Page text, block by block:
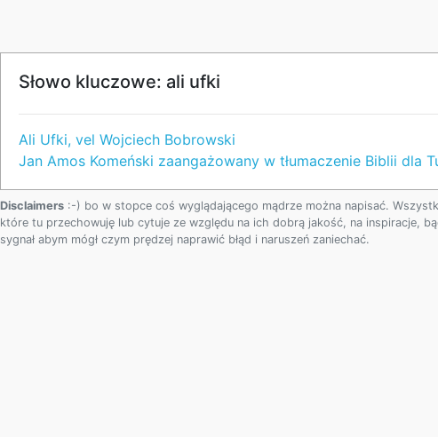
Słowo kluczowe: ali ufki
Ali Ufki, vel Wojciech Bobrowski
Jan Amos Komeński zaangażowany w tłumaczenie Biblii dla
Disclaimers :-) bo w stopce coś wyglądającego mądrze można napisać.
które tu przechowuję lub cytuje ze względu na ich dobrą jakość, na inspiracje,
sygnał abym mógł czym prędzej naprawić błąd i naruszeń zaniechać.